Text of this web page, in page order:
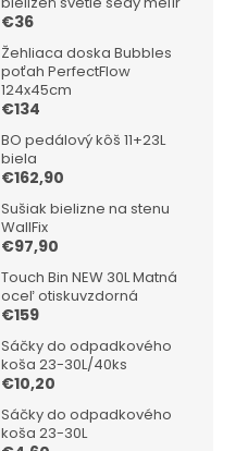
€36
Žehliaca doska Bubbles
poťah PerfectFlow
124x45cm
€134
BO pedálový kôš 11+23L
biela
€162,90
Sušiak bielizne na stenu
WallFix
€97,90
Touch Bin NEW 30L Matná
oceľ otiskuvzdorná
€159
Sáčky do odpadkového
koša 23-30L/40ks
€10,20
Sáčky do odpadkového
koša 23-30L